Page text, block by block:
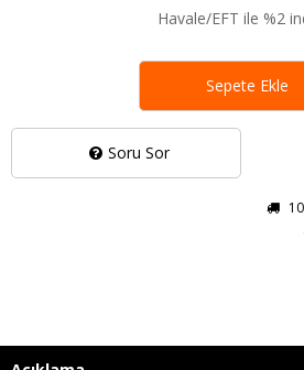
Soru Sor
Havale/EFT ile %2
Sepete Ekle